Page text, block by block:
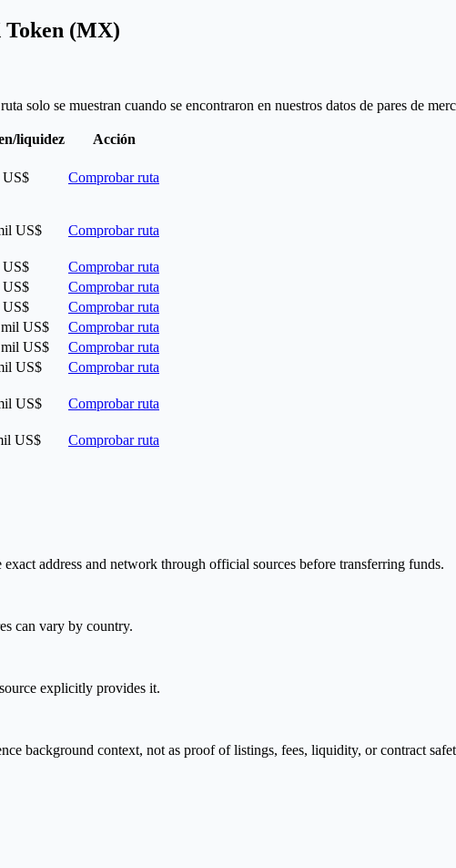
Token (MX)
solo se muestran cuando se encontraron en nuestros datos de pares de
liquidez Acción
US$ Comprobar ruta
US$ Comprobar ruta
Comprobar ruta
Comprobar ruta
US$
Comprobar ruta
US$
Comprobar ruta
US$
Comprobar ruta
US$ Comprobar ruta
US$ Comprobar ruta
US$ Comprobar ruta
address and network through official sources before transferring funds.
can vary by country.
explicitly provides it.
background context, not as proof of listings, fees, liquidity, or contract